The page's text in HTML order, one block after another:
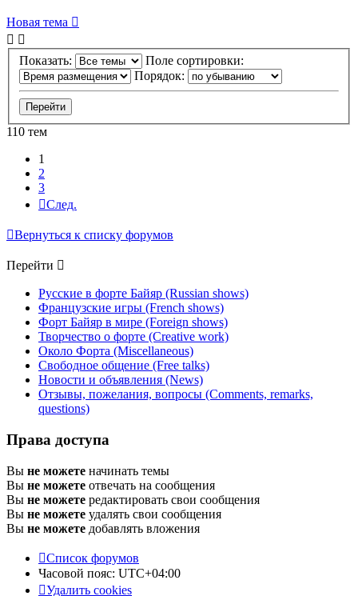
Новая тема
Показать:
Поле сортировки:
Порядок:
110 тем
1
2
3
След.
Вернуться к списку форумов
Перейти
Русские в форте Байяр (Russian shows)
Французские игры (French shows)
Форт Байяр в мире (Foreign shows)
Творчество о форте (Creative work)
Около Форта (Miscellaneous)
Свободное общение (Free talks)
Новости и объявления (News)
Отзывы, пожелания, вопросы (Comments, remarks,
questions)
Права доступа
Вы не можете начинать темы
Вы не можете отвечать на сообщения
Вы не можете редактировать свои сообщения
Вы не можете удалять свои сообщения
Вы не можете добавлять вложения
Список форумов
Часовой пояс: UTC+04:00
Удалить cookies